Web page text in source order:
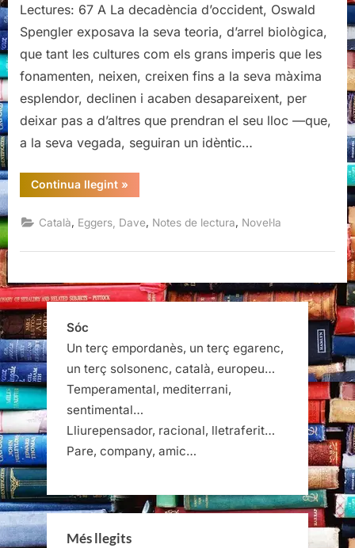
holograma
per
rei,
Dave
Eggers
Lectures: 67 A La decadència d’occident, Oswald
Spengler exposava la seva teoria, d’arrel biològica,
que tant les cultures com els grans imperis que les
fonamenten, neixen, creixen fins a la seva màxima
esplendor, declinen i acaben desapareixent, per
deixar pas a d’altres que prendran el seu lloc —que,
a la seva vegada, seguiran un idèntic…
Continua llegint“Un
holograma
al
rei,
Eggers”
»
Català Eggers, Dave Notes de lectura Novel·la
Sóc
Un terç empordanès, un terç egarenc,
un terç solsonenc, català, europeu…
Temperamental, mediterrani,
sentimental…
Lliurepensador, racional, lletraferit…
Pare, company, amic…
Més llegits